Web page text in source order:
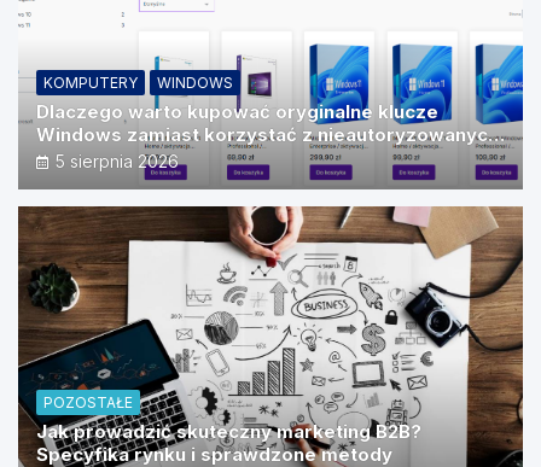
KOMPUTERY WINDOWS
Dlaczego warto kupować oryginalne klucze
Windows zamiast korzystać z nieautoryzowanych
źródeł?
5 sierpnia 2026
POZOSTAŁE
Jak prowadzić skuteczny marketing B2B?
Specyfika rynku i sprawdzone metody